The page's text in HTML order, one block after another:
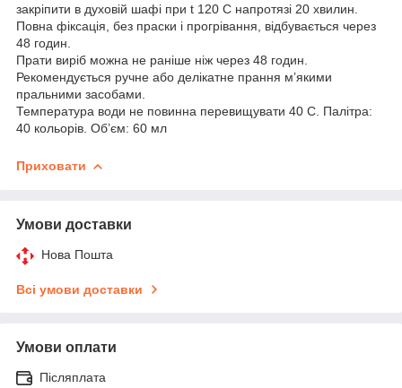
закріпити в духовій шафі при t 120 С напротязі 20 хвилин.
Повна фіксація, без праски і прогрівання, відбувається через
48 годин.
Прати виріб можна не раніше ніж через 48 годин.
Рекомендується ручне або делікатне прання м’якими
пральними засобами.
Температура води не повинна перевищувати 40 С. Палітра:
40 кольорів. Об’єм: 60 мл
Приховати
Умови доставки
Нова Пошта
Всі умови доставки
Умови оплати
Післяплата